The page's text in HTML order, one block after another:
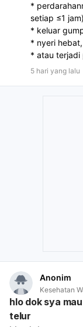
*
setiap ≤1
* keluar
* nyeri hebat,
* atau terjadi
5 hari yang lalu
Anonim
Kesehatan
hlo dok sya
telur